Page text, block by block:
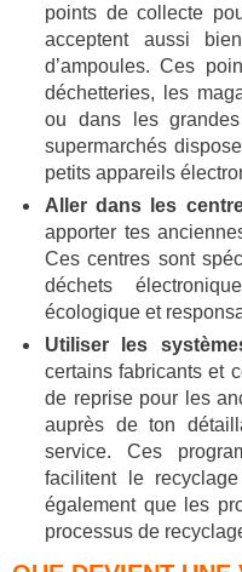
points de collecte
acceptent aussi
d’ampoules. Ces
déchetteries, les
ou dans les
supermarchés
petits appareils
Aller dans les
apporter tes
Ces centres sont
déchets
écologique et
Utiliser les
certains fabricants et
de reprise pour les
auprès de ton
service. Ces
facilitent le
également que les
processus de